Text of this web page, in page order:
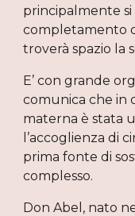
principalmente si
completamento
troverà spazio la
E’ con grande
comunica che in
materna è stata
l’accoglienza di
prima fonte di
complesso.
Don Abel, nato